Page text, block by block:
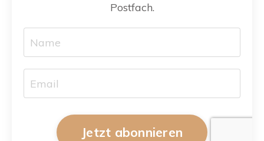
Postfach.
Jetzt abonnieren